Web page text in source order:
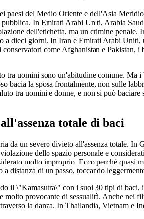
paesi del Medio Oriente e dell'Asia
pubblica. In Emirati Arabi Uniti, Arabia
dell'etichetta, ma un crimine
a dieci giorni. In Iran e Emirati Arabi Uniti,
come Afghanistan e Pakistan, i
tra uomini sono un'abitudine comune. Ma i
bacia la sposa frontalmente, non sulle
tra uomini e donne, e non si può baciare
totale di baci
da un severo divieto all'assenza totale. In
dello spazio personale e
molto improprio. Ecco perché quasi
distanza di un passo, toccando
il \"Kamasutra\" con i suoi 30 tipi di baci,
molto provocante di sessualità. Anche nei
la danza. In Thailandia, Vietnam e